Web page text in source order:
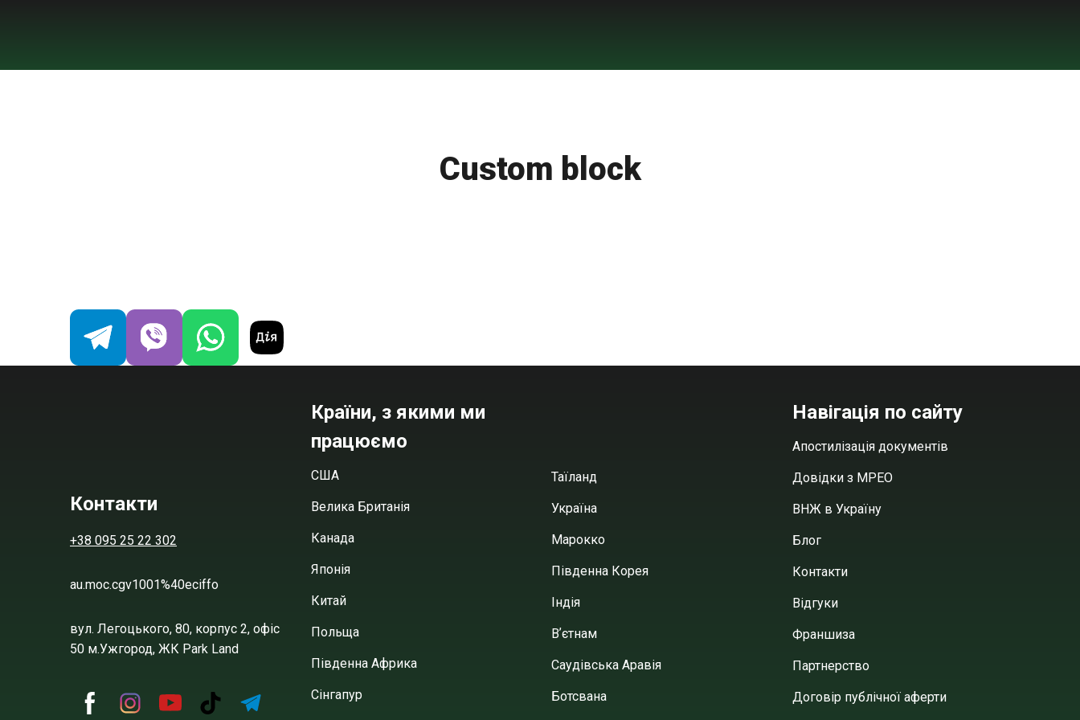
Custom block
Контакти
+38 095 25 22 302
au.moc.cgv1001%40eciffo
вул. Легоцького, 80, корпус 2, офіс
50 м.Ужгород, ЖК Park Land
Країни, з якими ми
працюємо
США
Велика Британія
Канада
Японія
Китай
Польща
Південна Африка
Сінгапур
Таїланд
Україна
Марокко
Південна Корея
Індія
Вʼєтнам
Саудівська Аравія
Ботсвана
Навігація по сайту
Апостилізація документів
Довідки з МРЕО
ВНЖ в Україну
Блог
Контакти
Відгуки
Франшиза
Партнерство
Договір публічної аферти